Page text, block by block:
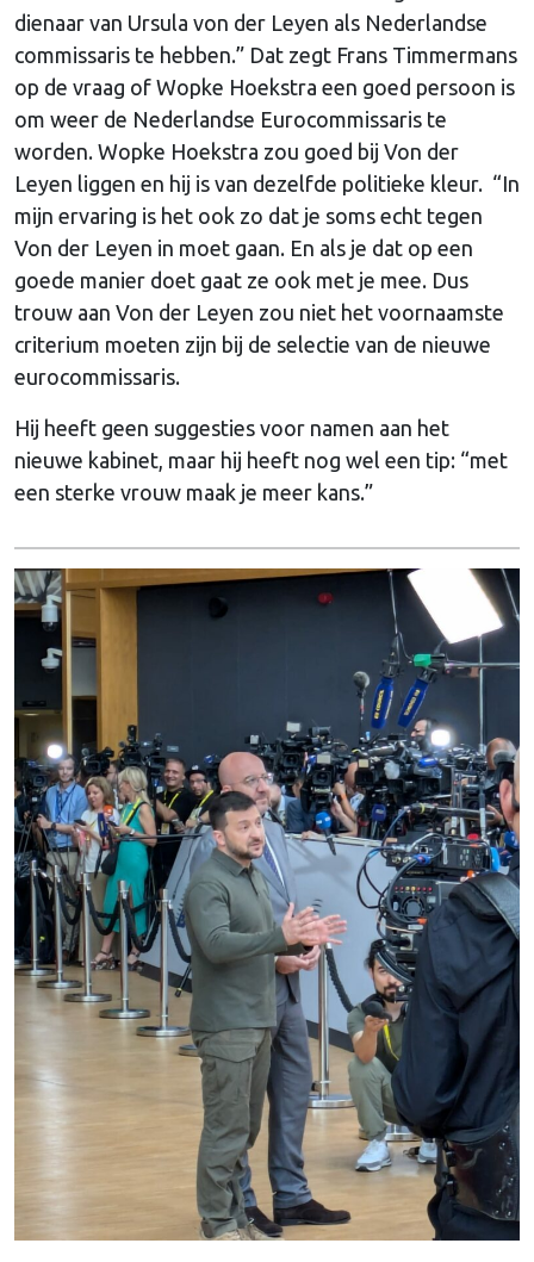
dienaar van Ursula von der Leyen als Nederlandse
commissaris te hebben.” Dat zegt Frans Timmermans
op de vraag of Wopke Hoekstra een goed persoon is
om weer de Nederlandse Eurocommissaris te
worden. Wopke Hoekstra zou goed bij Von der
Leyen liggen en hij is van dezelfde politieke kleur. “In
mijn ervaring is het ook zo dat je soms echt tegen
Von der Leyen in moet gaan. En als je dat op een
goede manier doet gaat ze ook met je mee. Dus
trouw aan Von der Leyen zou niet het voornaamste
criterium moeten zijn bij de selectie van de nieuwe
eurocommissaris.
Hij heeft geen suggesties voor namen aan het
nieuwe kabinet, maar hij heeft nog wel een tip: “met
een sterke vrouw maak je meer kans.”